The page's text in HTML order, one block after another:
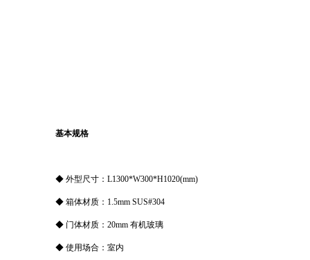
基本规格
◆ 外型尺寸：L1300*W300*H1020(mm)
◆ 箱体材质：1.5mm SUS#304
◆ 门体材质：20mm 有机玻璃
◆ 使用场合：室内